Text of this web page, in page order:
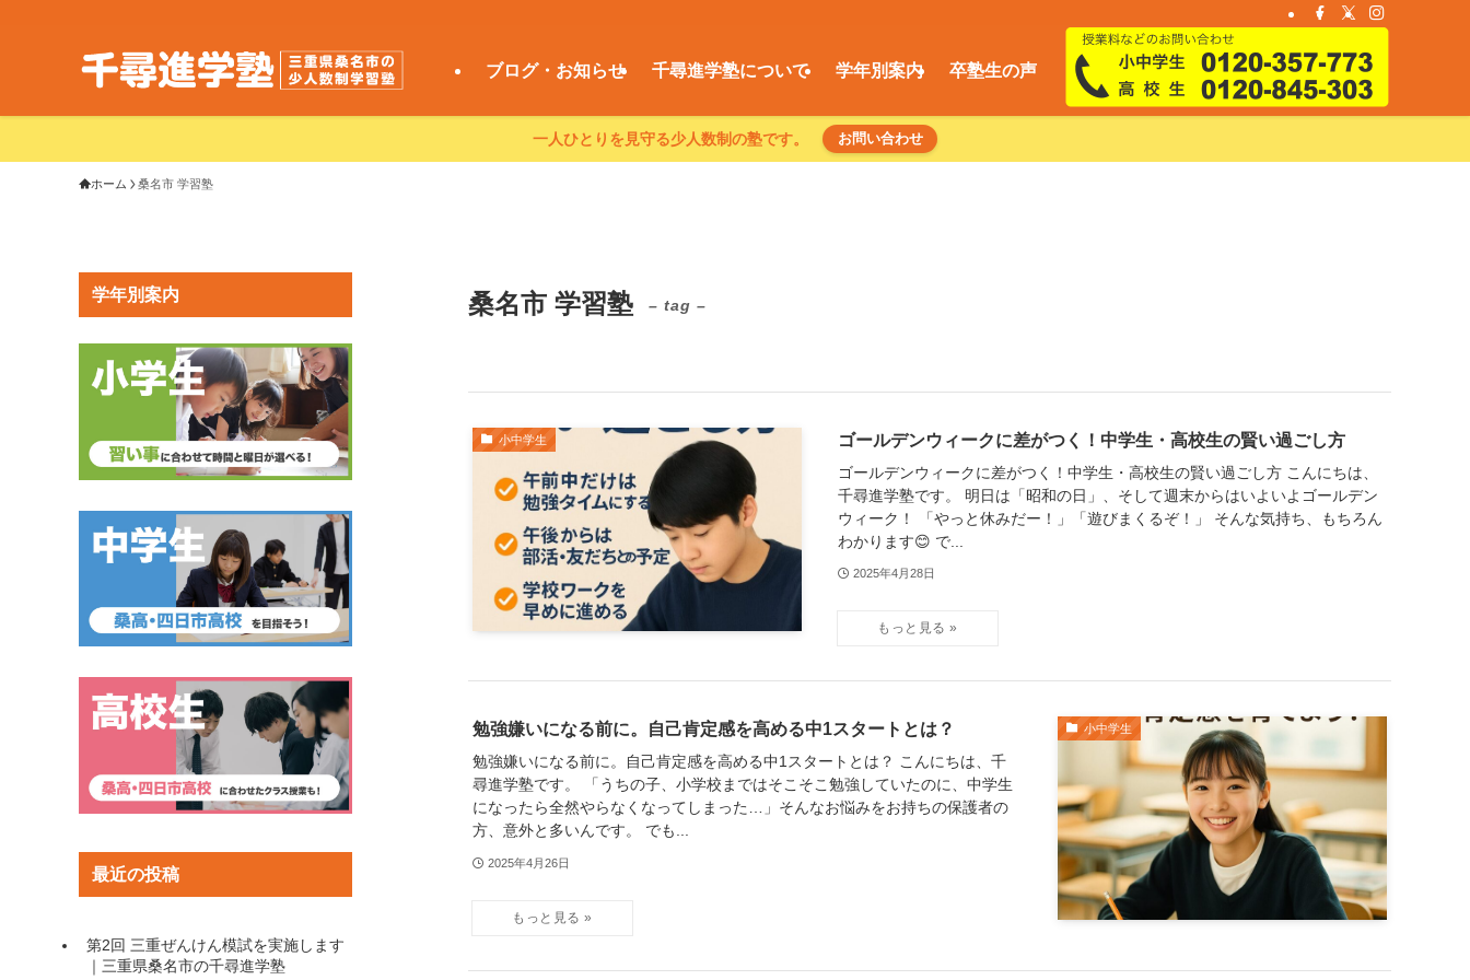
ブログ・お知らせ 千尋進学塾について 学年別案内 卒塾生の声
一人ひとりを見守る少人数制の塾です。 お問い合わせ
ホーム 桑名市 学習塾
桑名市 学習塾 – tag –
小中学生 ゴールデンウィークに差がつく！中学生・高校生の賢い過ごし方
ゴールデンウィークに差がつく！中学生・高校生の賢い過ごし方 こんにちは、
千尋進学塾です。 明日は「昭和の日」、そして週末からはいよいよゴールデン
ウィーク！ 「やっと休みだー！」「遊びまくるぞ！」 そんな気持ち、もちろん
わかります😊 で...
2025年4月28日
小中学生
勉強嫌いになる前に。自己肯定感を高める中1スタートとは？
勉強嫌いになる前に。自己肯定感を高める中1スタートとは？ こんにちは、千
尋進学塾です。 「うちの子、小学校まではそこそこ勉強していたのに、中学生
になったら全然やらなくなってしまった…」そんなお悩みをお持ちの保護者の
方、意外と多いんです。 でも...
2025年4月26日
学年別案内
最近の投稿
第2回 三重ぜんけん模試を実施します
｜三重県桑名市の千尋進学塾